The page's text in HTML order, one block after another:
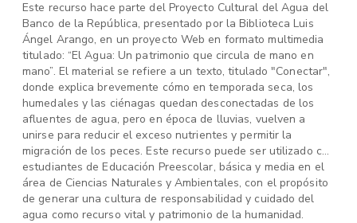
Este recurso hace parte del Proyecto Cultural del Agua del
Banco de la República, presentado por la Biblioteca Luis
Ángel Arango, en un proyecto Web en formato multimedia
titulado: “El Agua: Un patrimonio que circula de mano en
mano”. El material se refiere a un texto, titulado "Conectar",
donde explica brevemente cómo en temporada seca, los
humedales y las ciénagas quedan desconectadas de los
afluentes de agua, pero en época de lluvias, vuelven a
unirse para reducir el exceso nutrientes y permitir la
migración de los peces. Este recurso puede ser utilizado con
estudiantes de Educación Preescolar, básica y media en el
área de Ciencias Naturales y Ambientales, con el propósito
de generar una cultura de responsabilidad y cuidado del
agua como recurso vital y patrimonio de la humanidad.